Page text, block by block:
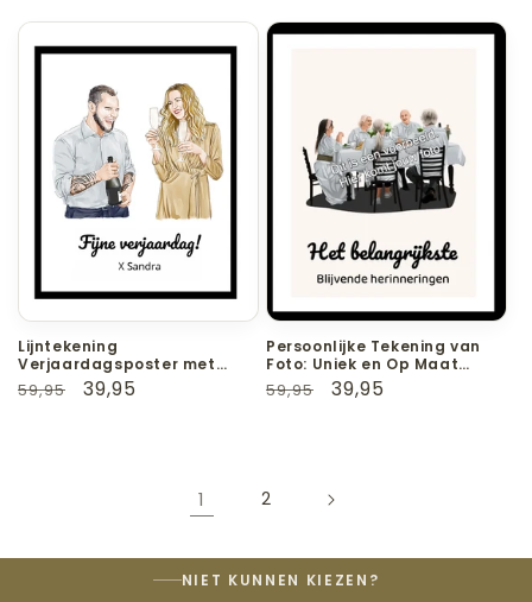
Lijntekening
Verjaardagsposter met
Jouw Foto
Normale
59,95 Aanbiedingsprijs
39,95
Persoonlijke Tekening van
Foto: Uniek en Op Maat
Gemaakt
Normale
59,95 Aanbiedingsprijs
39,95
1 2
NIET KUNNEN KIEZEN?